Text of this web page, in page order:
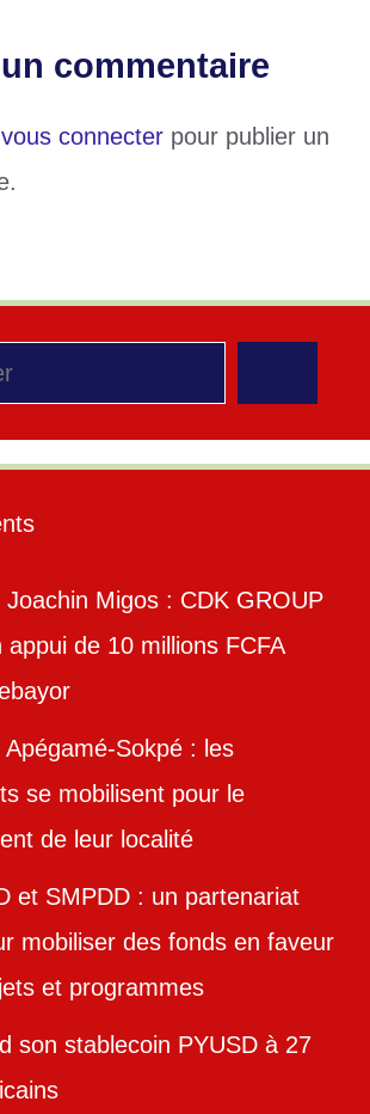
commentaire
vous connecter pour publier un
Migos : CDK GROUP
de 10 millions FCFA
Apégamé-Sokpé : les
se mobilisent pour le
de leur localité
et SMPDD : un partenariat
mobiliser des fonds en faveur
et programmes
son stablecoin PYUSD à 27